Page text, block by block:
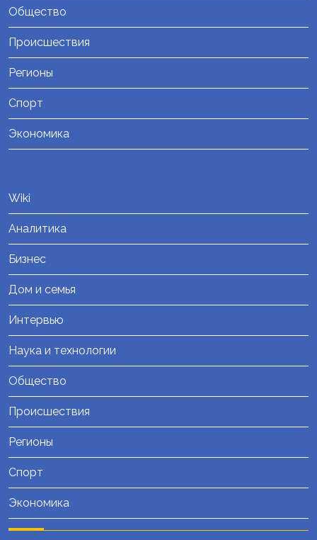
Общество
Происшествия
Регионы
Спорт
Экономика
Wiki
Аналитика
Бизнес
Дом и семья
Интервью
Наука и технологии
Общество
Происшествия
Регионы
Спорт
Экономика